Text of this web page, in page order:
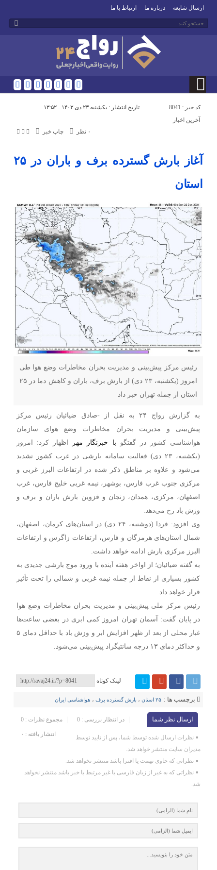
ارسال شایعه درباره ما ارتباط با ما
کد خبر : 8041 تاریخ انتشار : یکشنبه ۲۳ دی ۱۴۰۳ - ۱۳:۵۲
چاپ خبر ۰ نظر
آخرین اخبار
آغاز بارش گسترده برف و باران در ۲۵
استان
رئیس مرکز پیش‌بینی و مدیریت بحران مخاطرات وضع هوا طی
امروز (یکشنبه، ۲۳ دی) از بارش برف، باران و کاهش دما در ۲۵
استان از جمله تهران خبر داد
به گزارش رواج ۲۴ به نقل از -صادق ضیائیان رئیس مرکز
پیش‌بینی و مدیریت بحران مخاطرات وضع هوای سازمان
هواشناسی کشور در گفتگو با خبرنگار مهر
اظهار کرد: امروز
(یکشنبه، ۲۳ دی‌) فعالیت سامانه بارشی در غرب کشور تشدید
می‌شود و علاوه بر مناطق ذکر شده در ارتفاعات البرز غربی و
مرکزی جنوب غرب فارس، بوشهر، نیمه غربی خلیج فارس، غرب
اصفهان، مرکزی، همدان، زنجان و قزوین بارش باران و برف و
وزش باد رخ می‌دهد.
وی افزود: فردا (دوشنبه، ۲۴ دی‌) در استان‌های کرمان، اصفهان،
شمال استان‌های هرمزگان و فارس، ارتفاعات زاگرس و ارتفاعات
البرز مرکزی بارش ادامه خواهد داشت.
به گفته ضیائیان؛ از اواخر هفته آینده با ورود موج بارشی جدیدی به
کشور بسیاری از نقاط از جمله نیمه غربی و شمالی را تحت تأثیر
قرار خواهد داد.
رئیس مرکز ملی پیش‌بینی و مدیریت بحران مخاطرات وضع هوا
در پایان گفت: آسمان تهران امروز کمی ابری در بعضی ساعت‌ها
غبار محلی از بعد از ظهر افزایش ابر و وزش باد با حداقل دمای ۵
و حداکثر دمای ۱۳ درجه سانتیگراد پیش‌بینی می‌شود.
لینک کوتاه
برچسب ها : ۲۵ استان ، بارش گسترده برف ، هواشناسی ایران
ارسال نظر شما مجموع نظرات : 0 در انتظار بررسی : 0
انتشار یافته : ۰
نظرات ارسال شده توسط شما، پس از تایید توسط
مدیران سایت منتشر خواهد شد.
نظراتی که حاوی تهمت یا افترا باشد منتشر نخواهد شد.
نظراتی که به غیر از زبان فارسی یا غیر مرتبط با خبر باشد منتشر نخواهد
شد.